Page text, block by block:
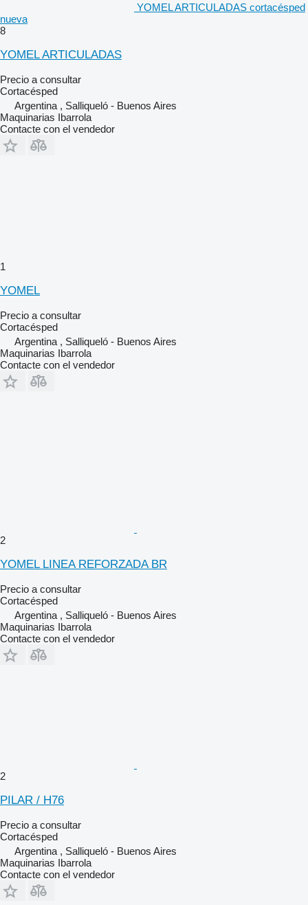
YOMEL ARTICULADAS cortacésped
nueva
8
YOMEL ARTICULADAS
Precio a consultar
Cortacésped
Argentina , Salliqueló - Buenos Aires
Maquinarias Ibarrola
Contacte con el vendedor
1
YOMEL
Precio a consultar
Cortacésped
Argentina , Salliqueló - Buenos Aires
Maquinarias Ibarrola
Contacte con el vendedor
2
YOMEL LINEA REFORZADA BR
Precio a consultar
Cortacésped
Argentina , Salliqueló - Buenos Aires
Maquinarias Ibarrola
Contacte con el vendedor
2
PILAR / H76
Precio a consultar
Cortacésped
Argentina , Salliqueló - Buenos Aires
Maquinarias Ibarrola
Contacte con el vendedor